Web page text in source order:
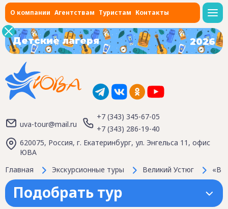
О компании Агентствам Туристам Контакты
Детские лагеря 2026
uva-tour@mail.ru
+7 (343) 345-67-05
+7 (343) 286-19-40
620075, Россия, г. Екатеринбург, ул. Энгельса 11, офис
ЮВА
Главная
Экскурсионные туры Великий Устюг «В
Подобрать тур